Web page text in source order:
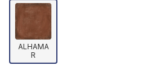
ALHAMA
R